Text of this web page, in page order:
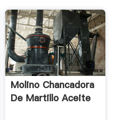
Molino Chancadora
De Martillo Aceite